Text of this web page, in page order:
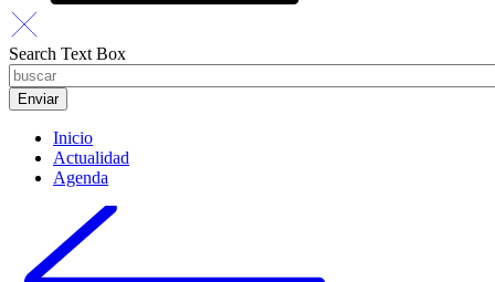
Search Text Box
Inicio
Actualidad
Agenda